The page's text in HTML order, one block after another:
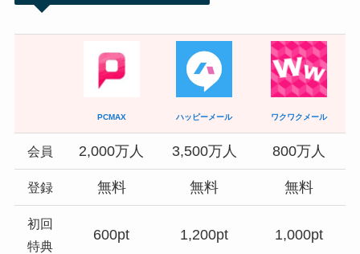
PCMAX ハッピーメール ワクワクメール
会員 2,000万人 3,500万人 800万人
登録 無料 無料 無料
初回
特典
600pt 1,200pt 1,000pt